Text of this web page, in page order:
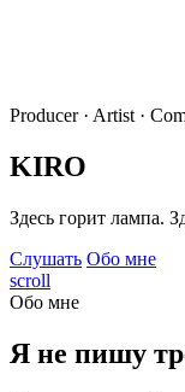
Producer · Artist ·
KIRO
Здесь горит лампа.
Слушать Обо мне
scroll
Обо мне
Я не пишу